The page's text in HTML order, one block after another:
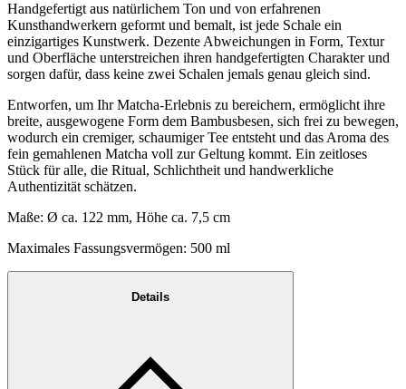
Handgefertigt aus natürlichem Ton und von erfahrenen
Kunsthandwerkern geformt und bemalt, ist jede Schale ein
einzigartiges Kunstwerk. Dezente Abweichungen in Form, Textur
und Oberfläche unterstreichen ihren handgefertigten Charakter und
sorgen dafür, dass keine zwei Schalen jemals genau gleich sind.
Entworfen, um Ihr Matcha-Erlebnis zu bereichern, ermöglicht ihre
breite, ausgewogene Form dem Bambusbesen, sich frei zu bewegen,
wodurch ein cremiger, schaumiger Tee entsteht und das Aroma des
fein gemahlenen Matcha voll zur Geltung kommt. Ein zeitloses
Stück für alle, die Ritual, Schlichtheit und handwerkliche
Authentizität schätzen.
Maße: Ø ca. 122 mm, Höhe ca. 7,5 cm
Maximales Fassungsvermögen: 500 ml
Details